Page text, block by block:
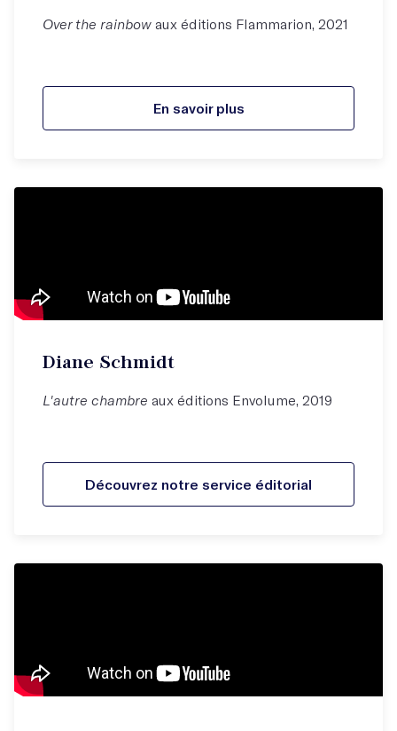
Over the rainbow aux éditions Flammarion, 2021
En savoir plus
Diane Schmidt
L'autre chambre aux éditions Envolume, 2019
Découvrez notre service éditorial